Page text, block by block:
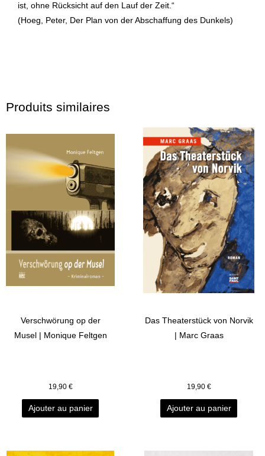
ist, ohne Rücksicht auf den Lauf der Zeit.“
(Hoeg, Peter, Der Plan von der Abschaffung des Dunkels)
Produits similaires
Verschwörung op der
Musel | Monique Feltgen
19,90 €
Ajouter au panier
Das Theaterstück von Norvik
| Marc Graas
19,90 €
Ajouter au panier